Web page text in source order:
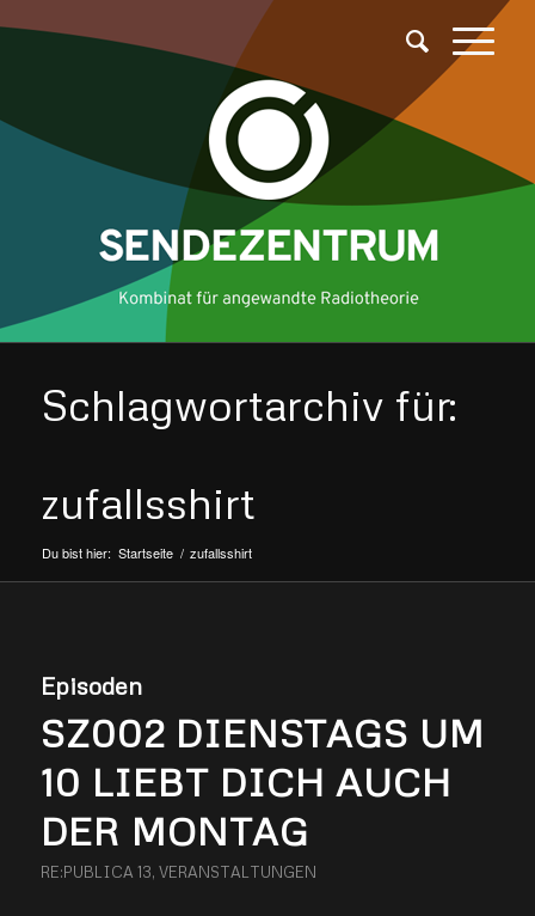
Schlagwortarchiv für:
zufallsshirt
Du bist hier: Startseite / zufallsshirt
Episoden
SZ002 DIENSTAGS UM
10 LIEBT DICH AUCH
DER MONTAG
RE:PUBLICA 13, VERANSTALTUNGEN